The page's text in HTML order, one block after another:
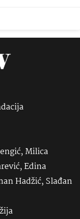
Milica
Edina
Hadžić, Slađan